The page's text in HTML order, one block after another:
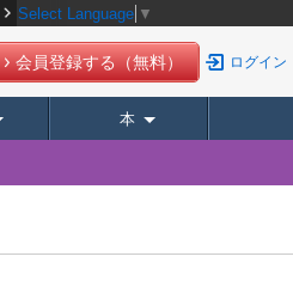
Select Language ▼
会員登録する（無料） ログイン
本